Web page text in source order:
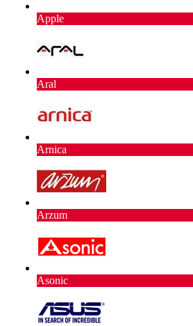
Apple
Aral
Arnica
Arzum
Asonic